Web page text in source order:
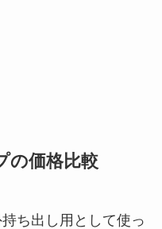
価格比較
ち出し用として使っ